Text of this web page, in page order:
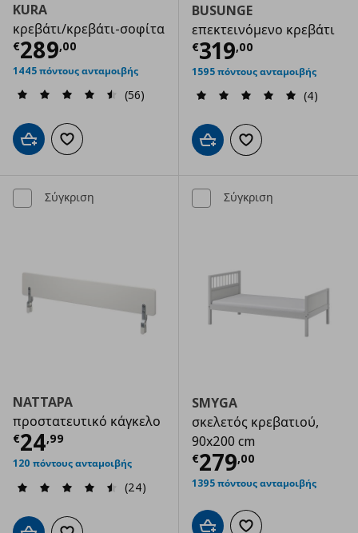
KURA
κρεβάτι/κρεβάτι-σοφίτα
€289,00
Τρέχουσα τιμή € 289,00
1445 πόντους ανταμοιβής
(56)
Προσθήκη στο καλάθι
Προσθήκη στα αγαπημένα
BUSUNGE
επεκτεινόμενο κρεβάτι
€319,00
Τρέχουσα
1595 πόντους ανταμοιβής
(4)
Προσθήκη στο καλάθι
Προσθήκη στα
Σύγκριση
NATTAPA
προστατευτικό κάγκελο
€24,99
Τρέχουσα τιμή € 24,99
120 πόντους ανταμοιβής
(24)
Σύγκριση
SMYGA
σκελετός κρεβατιού,
90x200 cm
€279,00
Τρέχουσα
1395 πόντους ανταμοιβής